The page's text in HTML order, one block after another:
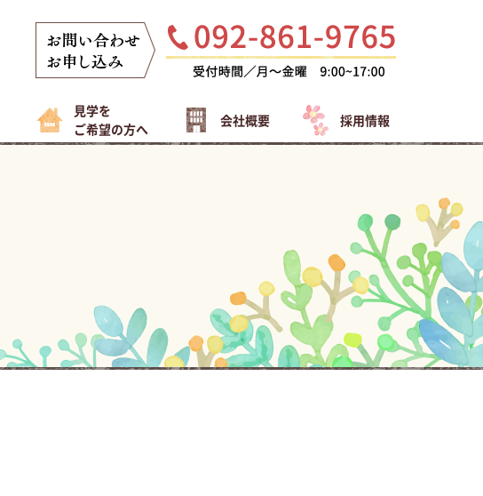
見学を
ご希望の方へ
会社概要 採用情報